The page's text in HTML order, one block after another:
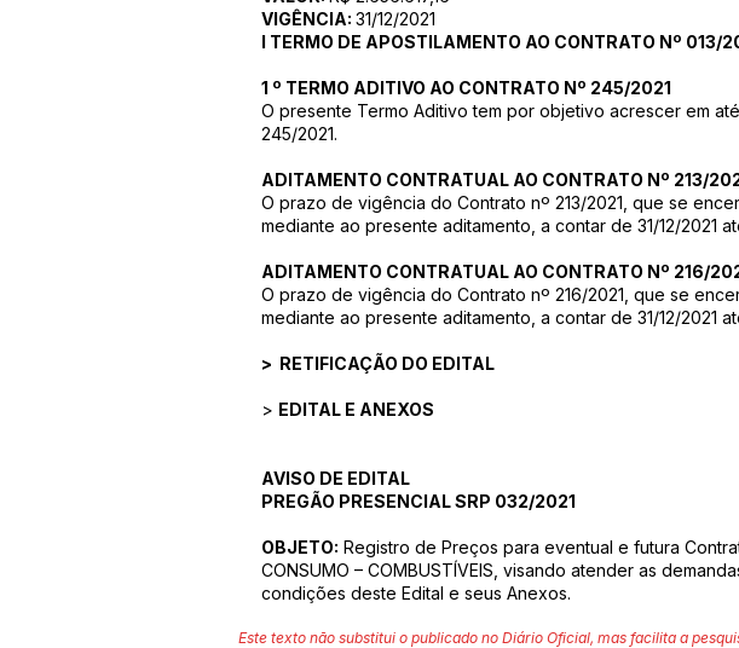
VIGÊNCIA: 31/12/2021
I TERMO DE APOSTILAMENTO AO CONTRATO Nº 013/
1 º TERMO ADITIVO AO CONTRATO Nº 245/2021
O presente Termo Aditivo tem por objetivo acrescer em
245/2021.
ADITAMENTO CONTRATUAL AO CONTRATO Nº 213/
O prazo de vigência do Contrato nº 213/2021, que se
mediante ao presente aditamento, a contar de 31/12/2021
ADITAMENTO CONTRATUAL AO CONTRATO Nº 216/
O prazo de vigência do Contrato nº 216/2021, que se
mediante ao presente aditamento, a contar de 31/12/2021
> RETIFICAÇÃO DO EDITAL
> EDITAL E ANEXOS
AVISO DE EDITAL
PREGÃO PRESENCIAL SRP 032/2021
OBJETO: Registro de Preços para eventual e futura
CONSUMO – COMBUSTÍVEIS, visando atender as
condições deste Edital e seus Anexos.
Este texto não substitui o publicado no Diário Oficial, mas facilita a